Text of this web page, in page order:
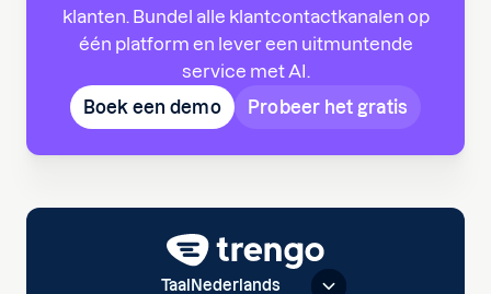
klanten. Bundel alle klantcontactkanalen op
één platform en lever een uitmuntende
service met AI.
Boek een demo
Probeer het gratis
Taal Nederlands